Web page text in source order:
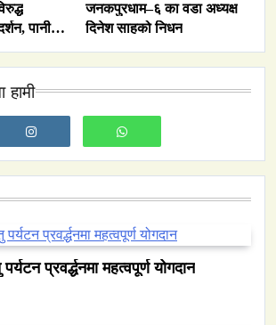
पानी र
जनकपुरधाम–६ का वडा अध्यक्ष
दिनेश साहको निधन
हामी
प्रवर्द्धनमा महत्वपूर्ण योगदान
समाज
युनिफिकेशन चर्चको सम्बन्ध उजागर
वन्यजन्तु वातावरण
पर्यटन प्रवर्द्धनमा महत्वपूर्ण योगदान